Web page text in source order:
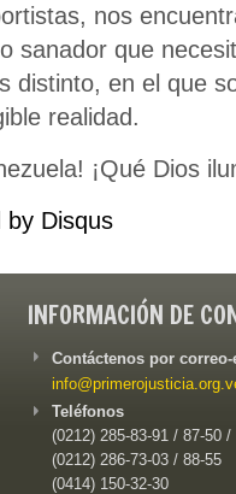
nos
sanador que
distinto, en el que
realidad.
¡Qué Dios
by Disqus
INFORMACIÓN DE
Contáctenos por
Teléfonos
(0212) 285-83-91 / 87-50 /
(0212) 286-73-03 / 88-55
(0414) 150-32-30